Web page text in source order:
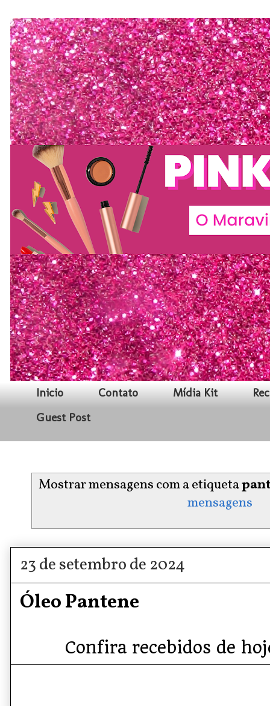
Inicio Contato Mídia Kit
Guest Post
Mostrar mensagens com a etiqueta
mensagens
23 de setembro de 2024
Óleo Pantene
Confira recebidos de